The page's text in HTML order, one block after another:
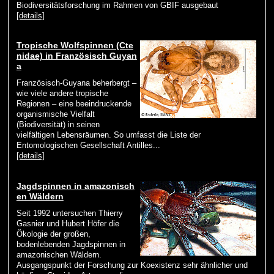
Biodiversitätsforschung im Rahmen von GBIF ausgebaut
[details]
Tropische Wolfspinnen (Cte
nidae) in Französisch Guyan
a
Französisch-Guyana beherbergt –
wie viele andere tropische
Regionen – eine beeindruckende
organismische Vielfalt
(Biodiversität) in seinen
vielfältigen Lebensräumen. So umfasst die Liste der
Entomologischen Gesellschaft Antilles...
[details]
Jagdspinnen in amazonisch
en Wäldern
Seit 1992 untersuchen Thierry
Gasnier und Hubert Höfer die
Ökologie der großen,
bodenlebenden Jagdspinnen in
amazonischen Wäldern.
Ausgangspunkt der Forschung zur Koexistenz sehr ähnlicher und